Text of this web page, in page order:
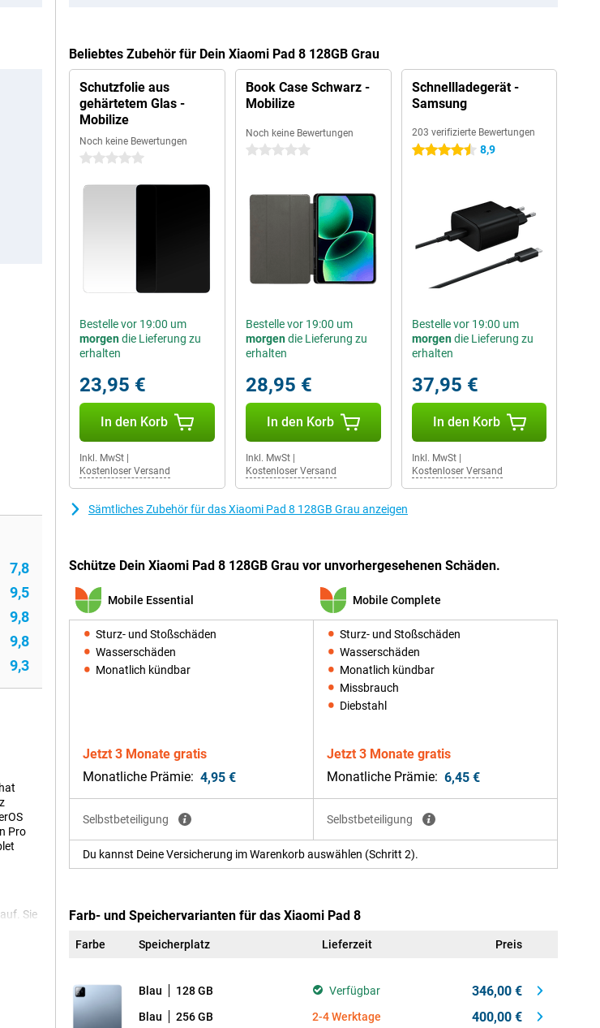
7,8
9,5
9,8
9,8
9,3
Pro
Sie
ist
Beliebtes Zubehör für Dein Xiaomi Pad 8 128GB Grau
Schutzfolie aus
gehärtetem Glas -
Mobilize
Noch keine Bewertungen
0 Sterne
Bestelle vor 19:00 um
morgendie Lieferung zu
erhalten
23,95 €
In den Korb
Inkl. MwSt
Kostenloser Versand
Book Case Schwarz -
Mobilize
Noch keine Bewertungen
0 Sterne
Bestelle vor 19:00 um
morgendie Lieferung zu
erhalten
28,95 €
In den Korb
Inkl. MwSt|
Kostenloser Versand
Schnellladegerät -
Samsung
203 verifizierte Bewertungen
4.5 Sterne 8,9
Bestelle vor 19:00 um
morgendie Lieferung zu
erhalten
37,95 €
In den Korb
Inkl. MwSt|
Kostenloser Versand
Sämtliches Zubehör für das Xiaomi Pad 8 128GB Grau anzeigen
Schütze Dein Xiaomi Pad 8 128GB Grau vor unvorhergesehenen Schäden.
Mobile Essential
Sturz- und Stoßschäden
Wasserschäden
Monatlich kündbar
Jetzt 3 Monate gratis
Monatliche Prämie: 4,95 €
Selbstbeteiligung
Mobile Complete
Sturz- und Stoßschäden
Wasserschäden
Monatlich kündbar
Missbrauch
Diebstahl
Jetzt 3 Monate gratis
Monatliche Prämie: 6,45 €
Selbstbeteiligung
Du kannst Deine Versicherung im Warenkorb auswählen (Schritt 2).
Farb- und Speichervarianten für das Xiaomi Pad 8
Farbe Speicherplatz Lieferzeit Preis
Blau 128 GB Verfügbar 346,00 €
Blau 256 GB 2-4 Werktage 400,00 €